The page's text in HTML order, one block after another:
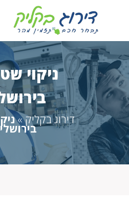
ניקוי
דירוג בקליק»